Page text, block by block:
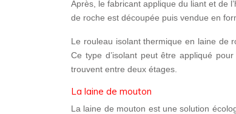
Après, le fabricant applique du liant et de
de roche est découpée puis vendue en
Le rouleau isolant thermique en laine de
Ce type d’isolant peut être appliqué
trouvent entre deux étages.
La laine de mouton
La laine de mouton est unesolution